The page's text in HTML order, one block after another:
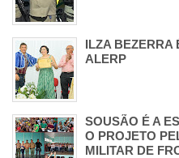
ILZA BEZERRA
ALERP
SOUSÃO É A
O PROJETO
MILITAR DE